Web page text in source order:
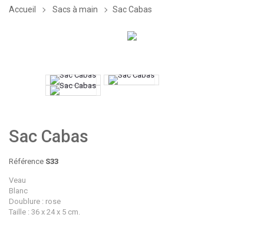
Accueil Sacs à main Sac Cabas
Sac Cabas
Référence S33
Veau
Blanc
Doublure : rose
Taille : 36 x 24 x 5 cm.